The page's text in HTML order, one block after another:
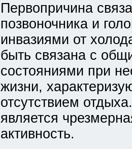
Первопричина
позвоночника и
инвазиями от
быть связана с
состояниями при
жизни,
отсутствием
является
активность.